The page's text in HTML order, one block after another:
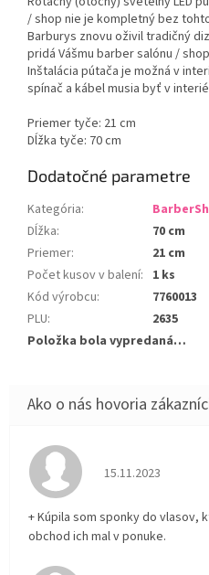
/ shop nie je kompletný bez
Barburys znovu oživil tradičný
pridá Vášmu barber salónu /
Inštalácia pútača je možná v
spínač a kábel musia byť v
Priemer tyče: 21 cm
Dĺžka tyče: 70 cm
Dodatočné parametre
Kategória:
Dĺžka:
70 cm
Priemer:
21 cm
Počet kusov v balení: 1 ks
Kód výrobcu:
7760013
PLU:
2635
Položka bola vypredaná…
Hodnotenie
15.11.2023
+ Kúpila som sponky do
obchod ich mal v ponuke.